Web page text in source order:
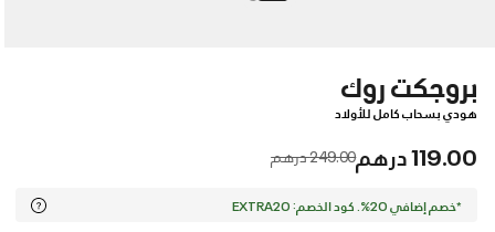
بروجكت روك
هودي بسحاب كامل للأولاد
119.00 درهم Price reduced from
249.00 درهم to
*خصم إضافي 20%. كود الخصم: EXTRA20